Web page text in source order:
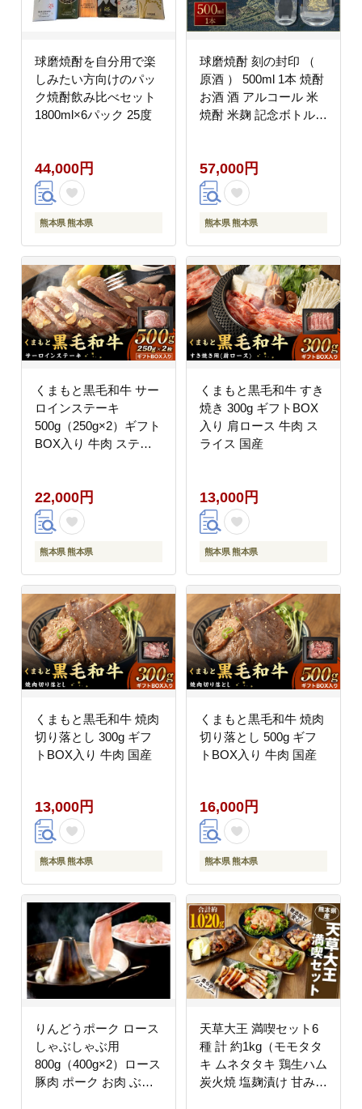
球磨焼酎を自分用で楽
しみたい方向けのパッ
ク焼酎飲み比べセット
1800ml×6パック 25度
44,000円
熊本県 熊本県
球磨焼酎 刻の封印 （
原酒 ） 500ml 1本 焼酎
お酒 酒 アルコール 米
焼酎 米麹 記念ボトル
57,000円
熊本県 熊本県
くまもと黒毛和牛 サー
ロインステーキ
500g（250g×2）ギフト
BOX入り 牛肉 ステー
22,000円
熊本県 熊本県
くまもと黒毛和牛 すき
焼き 300g ギフトBOX
入り 肩ロース 牛肉 ス
ライス 国産
13,000円
熊本県 熊本県
くまもと黒毛和牛 焼肉
切り落とし 300g ギフ
トBOX入り 牛肉 国産
13,000円
熊本県 熊本県
くまもと黒毛和牛 焼肉
切り落とし 500g ギフ
トBOX入り 牛肉 国産
16,000円
熊本県 熊本県
りんどうポーク ロース
しゃぶしゃぶ用
800g（400g×2）ロース
豚肉 ポーク お肉 ぶた
天草大王 満喫セット6
種 計 約1kg（モモタタ
キ ムネタタキ 鶏生ハム
炭火焼 塩麹漬け 甘み味